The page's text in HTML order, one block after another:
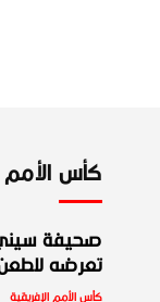
كأس الأمم
صحيفة
تعرضه للطعن
كأس الأمم الإفريقية